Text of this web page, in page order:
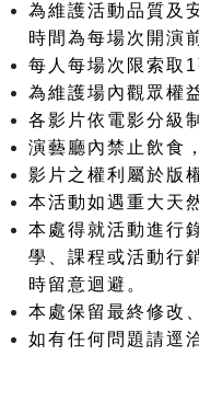
為維護活動品質及
時間為每場次開演
每人每場次限索取
為維護場內觀眾權
各影片依電影分級
演藝廳內禁止飲食
影片之權利屬於版
本活動如遇重大天
本處得就活動進行
學、課程或活動行
時留意迴避。
本處保留最終修改
如有任何問題請逕